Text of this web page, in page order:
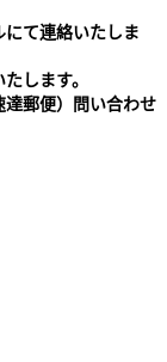
にて連絡いたしま
します。
達郵便）問い合わせ